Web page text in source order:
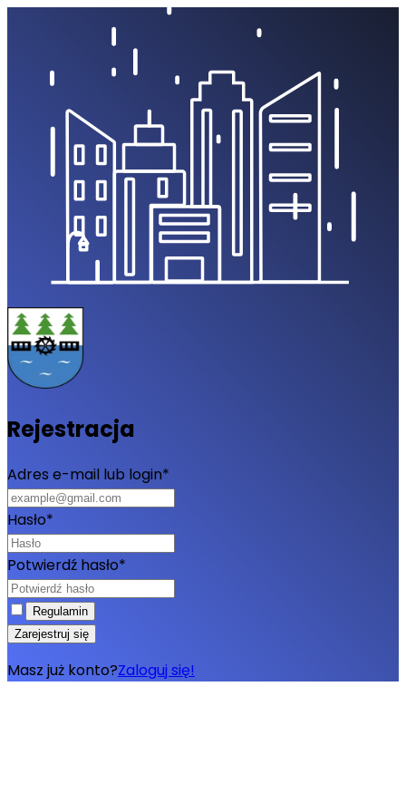
Rejestracja
Adres e-mail lub login*
Hasło*
Potwierdź hasło*
Regulamin
Zarejestruj się
Masz już konto?Zaloguj się!